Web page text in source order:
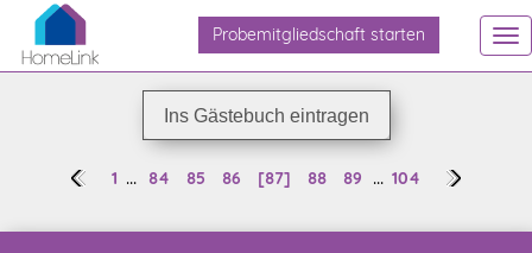
Probemitgliedschaft starten
Ins Gästebuch eintragen
1 ... 84 85 86 [87] 88 89 ... 104